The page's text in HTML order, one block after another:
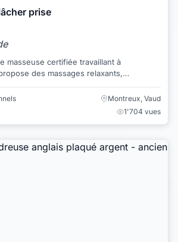
prise
des massages relaxants,
Montreux, Vaud
1'704 vues